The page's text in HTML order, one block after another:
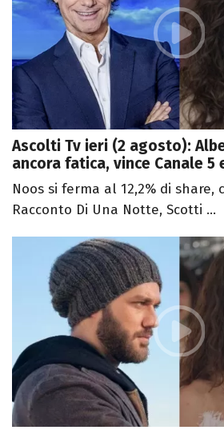
Ascolti Tv ieri (2 agosto):
ancora fatica, vince Canale
Noos si ferma al 12,2% di share,
Racconto Di Una Notte, Scotti ...